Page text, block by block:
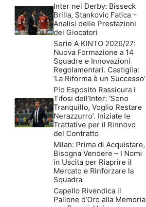
Inter nel Derby: Bisseck
Brilla, Stankovic Fatica –
Analisi delle Prestazioni
dei Giocatori
Serie A KINTO 2026/27:
Nuova Formazione a 14
Squadre e Innovazioni
Regolamentari. Castiglia:
‘La Riforma è un Successo’
Pio Esposito Rassicura i
Tifosi dell’Inter: ‘Sono
Tranquillo, Voglio Restare
Nerazzurro’. Iniziate le
Trattative per il Rinnovo
del Contratto
Milan: Prima di Acquistare,
Bisogna Vendere – I Nomi
in Uscita per Riaprire il
Mercato e Rinforzare la
Squadra
Capello Rivendica il
Pallone d’Oro alla Memoria